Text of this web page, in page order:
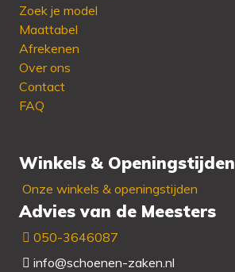
Zoek je model
Maattabel
Afrekenen
Over ons
Contact
FAQ
Winkels & Openingstijden
Onze winkels & openingstijden
Advies van de Meesters
050-3646087
info@schoenen-zaken.nl